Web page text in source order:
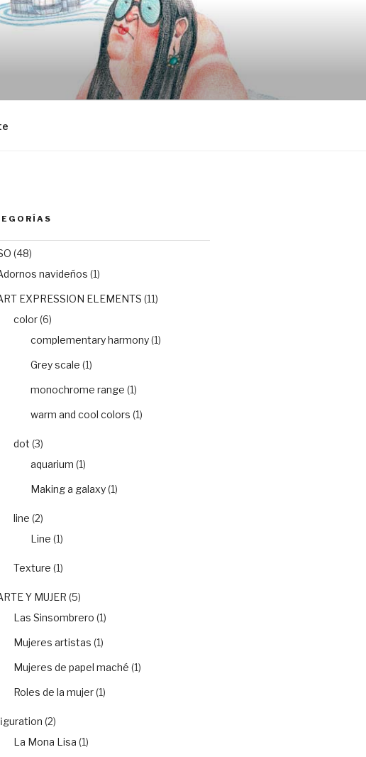
(48)
navideños (1)
EXPRESSION ELEMENTS (11)
color(6)
complementary harmony(1)
Grey scale (1)
monochrome range (1)
warm and cool colors (1)
dot (3)
aquarium (1)
Making a galaxy(1)
line (2)
Line (1)
Texture (1)
Y MUJER (5)
Las Sinsombrero (1)
Mujeres artistas (1)
Mujeres de papel maché (1)
Roles de la mujer(1)
(2)
La Mona Lisa (1)